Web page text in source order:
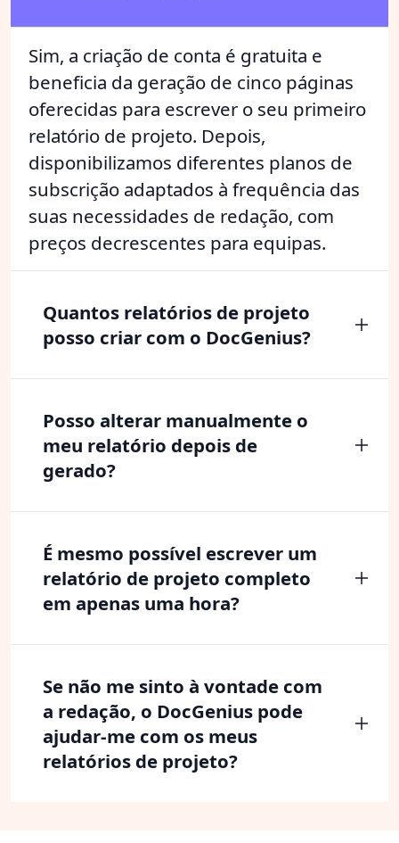
Sim, a criação de conta é gratuita e
beneficia da geração de cinco páginas
oferecidas para escrever o seu primeiro
relatório de projeto. Depois,
disponibilizamos diferentes planos de
subscrição adaptados à frequência das
suas necessidades de redação, com
preços decrescentes para equipas.
Quantos relatórios de projeto
posso criar com o DocGenius?
Posso alterar manualmente o
meu relatório depois de
gerado?
É mesmo possível escrever um
relatório de projeto completo
em apenas uma hora?
Se não me sinto à vontade com
a redação, o DocGenius pode
ajudar-me com os meus
relatórios de projeto?